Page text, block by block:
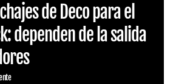
de Deco para el
dependen de la salida